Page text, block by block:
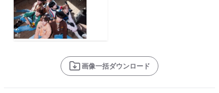
画像一括ダウンロード